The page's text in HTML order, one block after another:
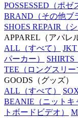
POSSESSED （ポゼ
BRAND （その他ブ
SHOES REPAIR （
APPAREL （アパレ
ALL （すべて） JKT
パーカー）
SHIRTS
TEE （ロングスリー
GOODS （グッズ）
ALL （すべて）
BEANIE （ニットキ
トボードビデオ）